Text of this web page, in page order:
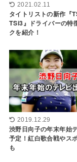
2021.02.11
タイトリストの新作『
TSi3』ドライバーの特
クを紹介！
2019.12.29
渋野日向子の年末年始
予定！紅白歌合戦やス
も